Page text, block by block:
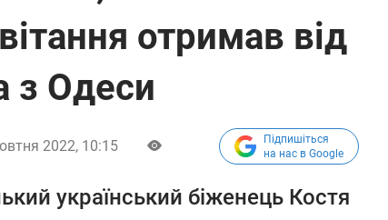
отримав від
з Одеси
2022, 10:15
Підпишіться
на нас в Google
український біженець Костя